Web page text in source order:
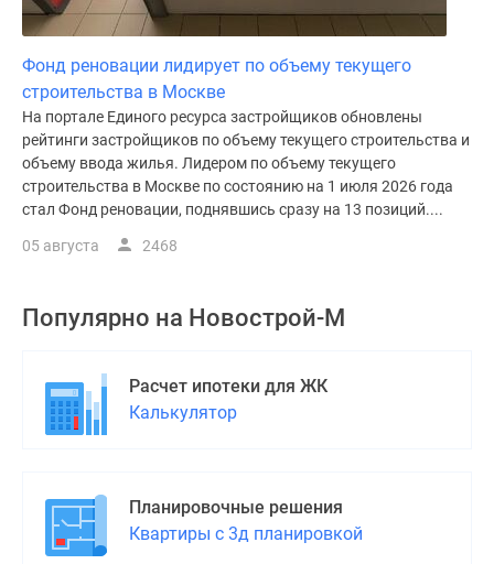
Фонд реновации лидирует по объему текущего
строительства в Москве
На портале Единого ресурса застройщиков обновлены
рейтинги застройщиков по объему текущего строительства и
объему ввода жилья. Лидером по объему текущего
строительства в Москве по состоянию на 1 июля 2026 года
стал Фонд реновации, поднявшись сразу на 13 позиций....
05 августа 2468
Популярно на Новострой-М
Расчет ипотеки для ЖК
Калькулятор
Планировочные решения
Квартиры с 3д планировкой